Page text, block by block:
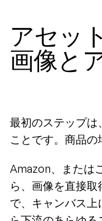
アセッ
画像と
最初のステップは
ことです。商品の
Amazon、または
ら、画像を直接
で、キャンバス